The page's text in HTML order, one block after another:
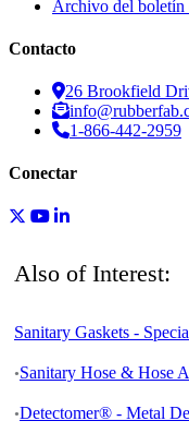
Archivo del boletín
Contacto
26 Brookfield
1-866-442-2959
Conectar
Also of Interest:
Sanitary Gaskets -
Sanitary Hose & Hose
Detectomer® - Metal